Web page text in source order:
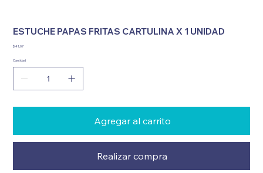
ESTUCHE PAPAS FRITAS CARTULINA X 1 UNIDAD
Precio
$ 41,07
Cantidad
Agregar al carrito
Realizar compra